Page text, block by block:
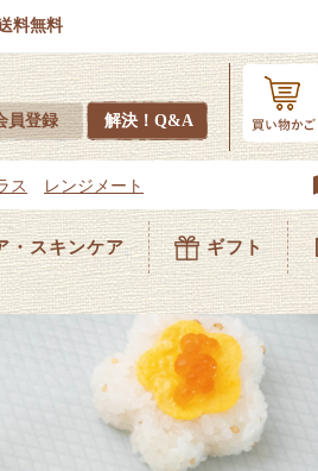
料無料
員登録 解決！Q&A
・スキンケア ギフト